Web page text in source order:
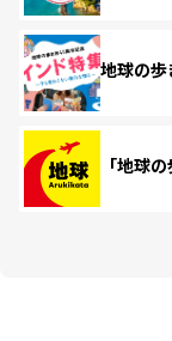
地球の
「地球